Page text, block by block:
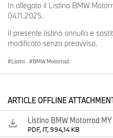
In allegato il Listino BMW
04.11.2025.
Il presente listino annulla e
modificato senza preavviso.
Listini · BMW Motorrad
ARTICLE OFFLINE
Listino BMW Motorrad
PDF, IT, 994,14 KB